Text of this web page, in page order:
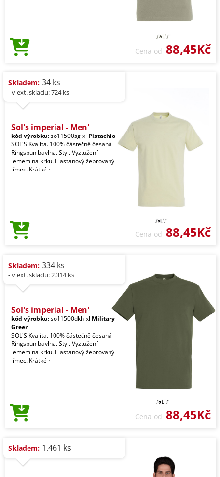
Cena od 88,45Kč
Skladem: 34 ks
- v ext. skladu: 724 ks
Sol's imperial - Men'
kód výrobku:so11500sg-xl Pistachio
SOL'S Kvalita. 100% částečně česaná
Ringspun bavlna. Styl. Vyztužení
lemem na krku. Elastanový žebrovaný
límec. Krátké r
Cena od 88,45Kč
Skladem: 334 ks
- v ext. skladu: 2.314 ks
Sol's imperial - Men'
kód výrobku:so11500dkh-xl Military
Green
SOL'S Kvalita. 100% částečně česaná
Ringspun bavlna. Styl. Vyztužení
lemem na krku. Elastanový žebrovaný
límec. Krátké r
Cena od 88,45Kč
Skladem: 1.461 ks